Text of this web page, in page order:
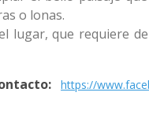
o lonas.
lugar, que requiere
https://